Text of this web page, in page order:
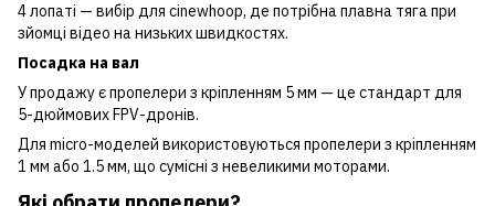
4 лопаті — вибір для cinewhoop, де потрібна плавна тяга при
зйомці відео на низьких швидкостях.
Посадка на вал
У продажу є пропелери з кріпленням 5 мм — це стандарт для
5-дюймових FPV-дронів.
Для micro-моделей використовуються пропелери з кріпленням
1 мм або 1.5 мм, що сумісні з невеликими моторами.